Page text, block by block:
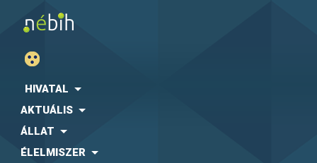
HIVATAL
AKTUÁLIS
ÁLLAT
ÉLELMISZER